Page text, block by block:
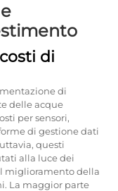
di
di
delle acque
per sensori,
di gestione dati
questi
alla luce dei
miglioramento della
La maggior parte